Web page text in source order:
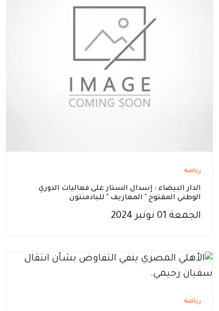
رياضة
الدار البيضاء : إسدال الستار على فعاليات الدوري
الوطني المفتوح " المعاريف " للبادمنتون
الجمعة 01 نونبر 2024
رياضة